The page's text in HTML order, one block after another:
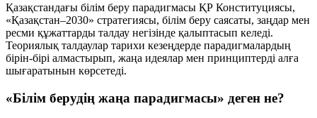
Қазақстандағы білім беру парадигмасы ҚР Конституциясы,
«Қазақстан–2030» стратегиясы, білім беру саясаты, заңдар мен
ресми құжаттарды талдау негізінде қалыптасып келеді.
Теориялық талдаулар тарихи кезеңдерде парадигмалардың
бірін-бірі алмастырып, жаңа идеялар мен принциптерді алға
шығаратынын көрсетеді.
«Білім берудің жаңа парадигмасы» деген не?